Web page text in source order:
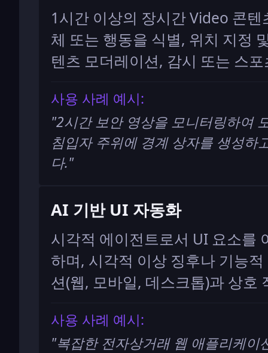
1시간 이상의 장시간 Video 콘
체 또는 행동을 식별, 위치 지정
텐츠 모더레이션, 감시 또는 스
사용 사례 예시:
"2시간 보안 영상을 모니터링하여
침입자 주위에 경계 상자를 생성하
다."
AI 기반 UI 자동화
시각적 에이전트로서 UI 요소를
하며, 시각적 이상 징후나 기능
션(웹, 모바일, 데스크톱)과 상호
사용 사례 예시:
"복잡한 전자상거래 웹 애플리케이